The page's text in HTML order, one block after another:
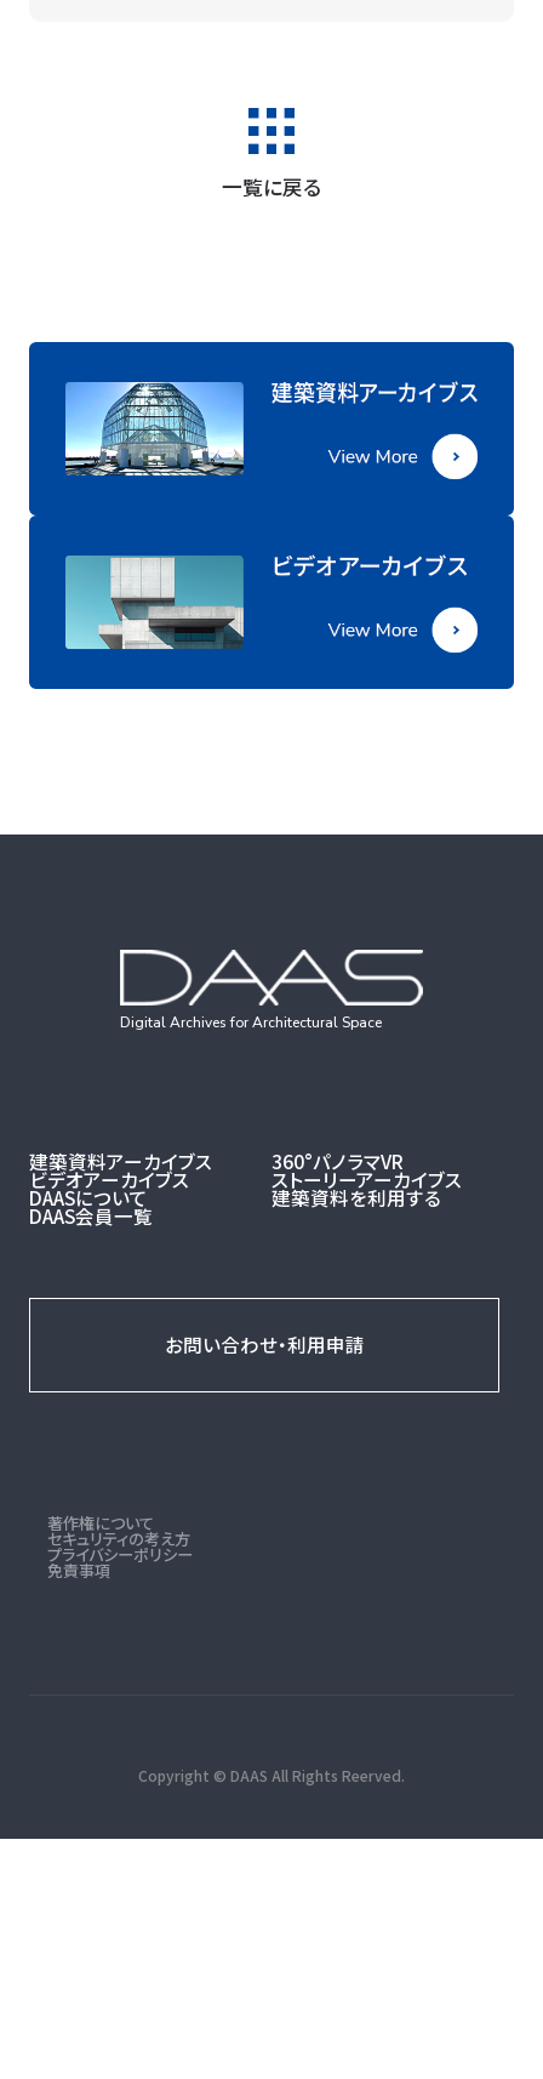
一覧に戻る
Digital Archives for Architectural Space
建築資料アーカイブス 360°パノラマVR
ビデオアーカイブス ストーリーアーカイブス
DAASについて 建築資料を利用する
DAAS会員一覧
お問い合わせ・利用申請
著作権について
セキュリティの考え方
プライバシーポリシー
免責事項
Copyright © DAAS All Rights Reerved.